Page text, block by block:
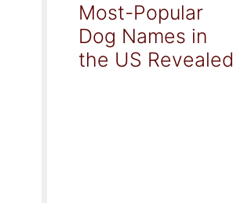
Most-Popular
Dog Names in
the US Revealed